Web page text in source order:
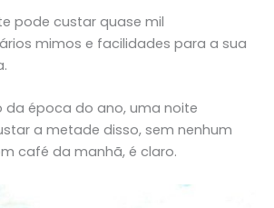
pode custar quase mil
mimos e facilidades para a sua
da época do ano, uma noite
a metade disso, sem nenhum
café da manhã, é claro.